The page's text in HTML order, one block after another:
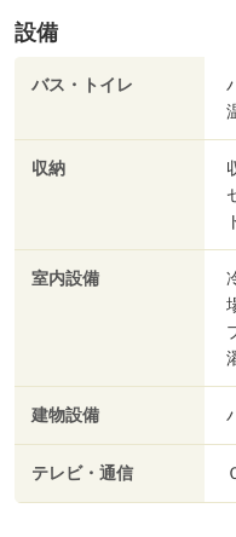
設備
バス・トイレ
収納
室内設備
建物設備
テレビ・通信